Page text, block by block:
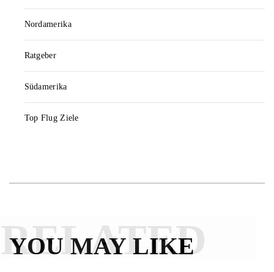
Nordamerika
Ratgeber
Südamerika
Top Flug Ziele
YOU MAY LIKE
RELATED